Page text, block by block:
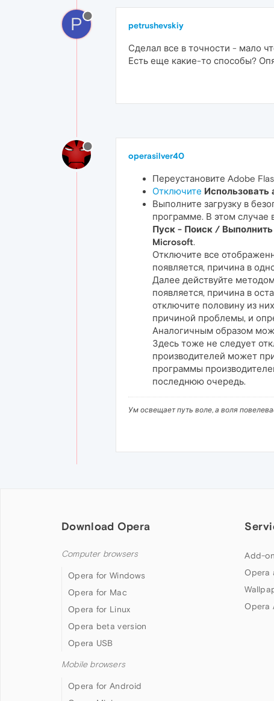
P petrushevskiy
Сделал все в точности - мало
Есть еще какие-то способы?
operasilver40
Переустановите Adobe
Отключите Использовать
Выполните загрузку в
программе. В этом
Пуск - Поиск /
Microsoft.
Отключите все
появляется, причина в
Далее действуйте
появляется, причина в
отключите половину из
причиной проблемы, и
Аналогичным образом
Здесь тоже не следует
производителей может
программы
последнюю очередь.
Ум освещает путь воле, а воля
Download Opera
Computer browsers
Opera for Windows
Opera for Mac
Opera for Linux
Opera beta version
Opera USB
Mobile browsers
Opera for Android
Add-
Opera
Opera